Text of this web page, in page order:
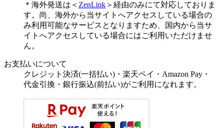
＊海外発送は＜ ZenLink ＞経由のみにて対応しておりま
す。尚、海外から当サイトへアクセスしている場合の
み利用可能なサービスとなりますため、国内から当サ
イトへアクセスしている場合にはご利用いただけませ
ん。
お支払いについて
クレジット決済(一括払い)・楽天ペイ・Amazon Pay・
代金引換・銀行振込(前払い)がご利用になれます。